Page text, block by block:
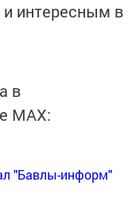
интересным в
в
MАХ:
"Бавлы-информ"